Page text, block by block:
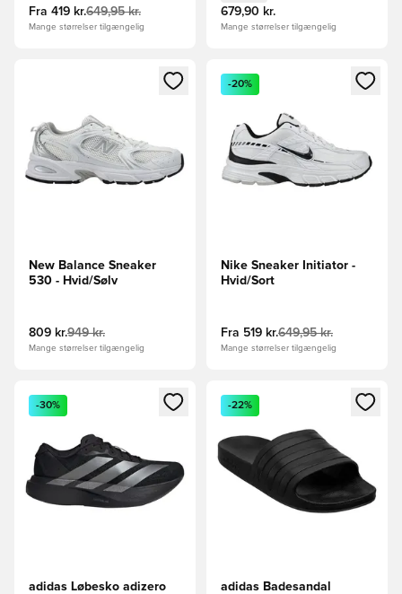
Fra 419 kr.649,95 kr.
Mange størrelser tilgængelig
679,90 kr.
Mange størrelser tilgængelig
Åbner en Modal til at logge ind eller tilmelde dig som
New Balance Sneaker
530 - Hvid/Sølv
809 kr.949 kr.
Mange størrelser tilgængelig
Åbner en Modal til at logge
-20%
Nike Sneaker Initiator -
Hvid/Sort
Fra 519 kr.649,95 kr.
Mange størrelser tilgængelig
Åbner en Modal til at logge ind eller tilmelde dig som
-30%
adidas Løbesko adizero
Åbner en Modal til at logge
-22%
adidas Badesandal